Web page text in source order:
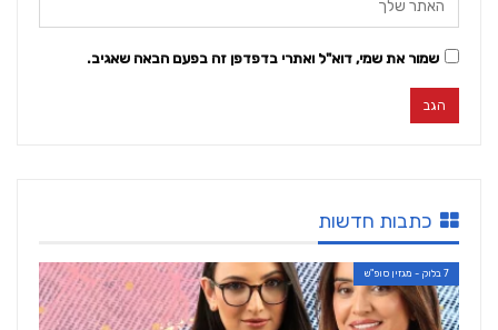
שמור את שמי, דוא"ל ואתרי בדפדפן זה בפעם הבאה שאגיב.
כתבות חדשות
7 בלוק - מגזין סופ"ש